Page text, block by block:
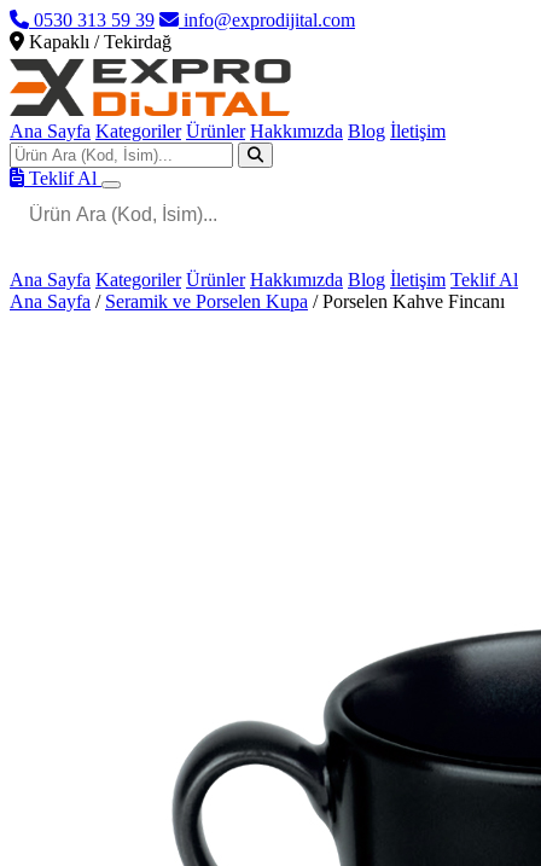
0530 313 59 39
info@exprodijital.com
Kapaklı / Tekirdağ
Ana Sayfa Kategoriler Ürünler Hakkımızda Blog İletişim
Teklif Al
Ana Sayfa Kategoriler Ürünler Hakkımızda Blog İletişim Teklif Al
Ana Sayfa / Seramik ve Porselen Kupa / Porselen Kahve Fincanı